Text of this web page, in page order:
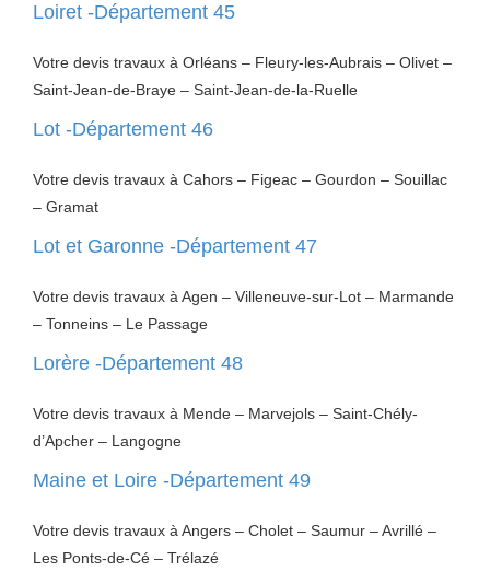
Loiret -Département 45
Votre devis travaux à Orléans – Fleury-les-Aubrais – Olivet –
Saint-Jean-de-Braye – Saint-Jean-de-la-Ruelle
Lot -Département 46
Votre devis travaux à Cahors – Figeac – Gourdon – Souillac
– Gramat
Lot et Garonne -Département 47
Votre devis travaux à Agen – Villeneuve-sur-Lot – Marmande
– Tonneins – Le Passage
Lorère -Département 48
Votre devis travaux à Mende – Marvejols – Saint-Chély-
d’Apcher – Langogne
Maine et Loire -Département 49
Votre devis travaux à Angers – Cholet – Saumur – Avrillé –
Les Ponts-de-Cé – Trélazé